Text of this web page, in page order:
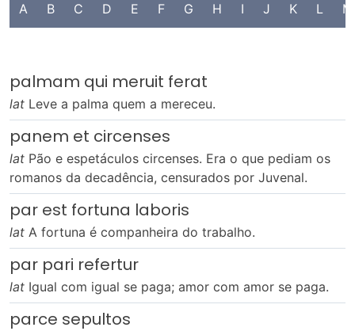
A B C D E F G H I J K L M
palmam qui meruit ferat
lat Leve a palma quem a mereceu.
panem et circenses
lat Pão e espetáculos circenses. Era o que pediam os
romanos da decadência, censurados por Juvenal.
par est fortuna laboris
lat A fortuna é companheira do trabalho.
par pari refertur
lat Igual com igual se paga; amor com amor se paga.
parce sepultos